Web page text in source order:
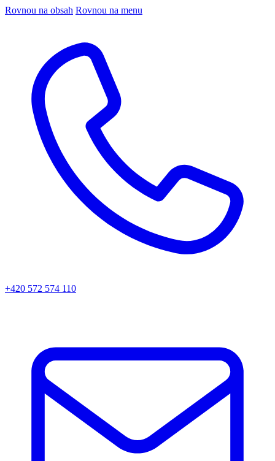
Rovnou na obsah Rovnou na menu
+420 572 574 110